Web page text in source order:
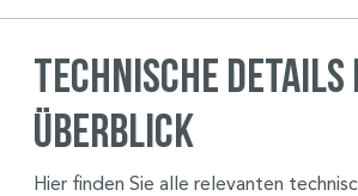
Technische Details
Überblick
Hier finden Sie alle relevanten